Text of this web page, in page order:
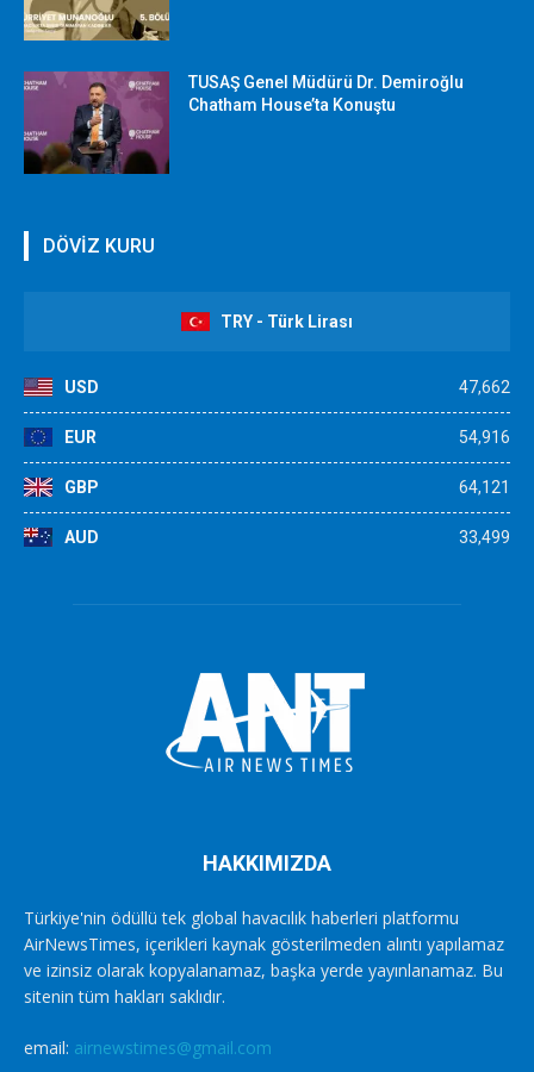
TUSAŞ Genel Müdürü Dr. Demiroğlu
Chatham House’ta Konuştu
DÖVİZ KURU
TRY - Türk Lirası
USD 47,662
EUR 54,916
GBP 64,121
AUD 33,499
HAKKIMIZDA
Türkiye'nin ödüllü tek global havacılık haberleri platformu
AirNewsTimes, içerikleri kaynak gösterilmeden alıntı yapılamaz
ve izinsiz olarak kopyalanamaz, başka yerde yayınlanamaz. Bu
sitenin tüm hakları saklıdır.
email: airnewstimes@gmail.com